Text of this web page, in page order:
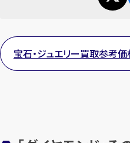
宝石・ジュエリー買取参考